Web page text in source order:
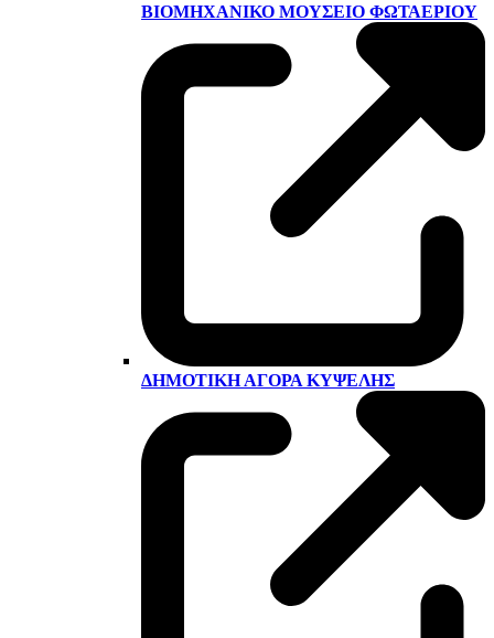
ΒΙΟΜΗΧΑΝΙΚΌ ΜΟΥΣΕΊΟ ΦΩΤΑΕΡΊΟΥ
ΔΗΜΟΤΙΚΉ ΑΓΟΡΆ ΚΥΨΈΛΗΣ